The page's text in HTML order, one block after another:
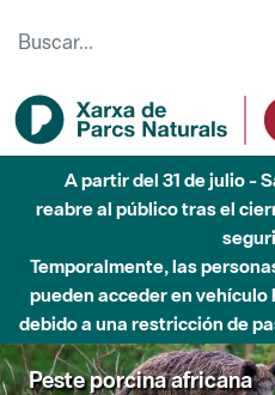
A partir del 31 de julio -
reabre al público tras el
Temporalmente, las
pueden acceder en
debido a una restricción de
Peste porcina africana